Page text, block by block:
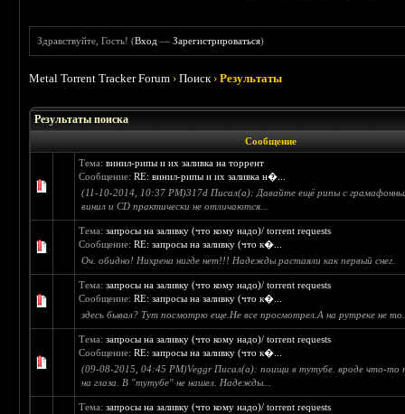
Здравствуйте, Гость! (Вход —Зарегистрироваться)
Metal Torrent Tracker Forum ›Поиск ›Результаты
Результаты поиска
Сообщение
Тема:винил-рипы и их заливка на торрент
Сообщение:RE: винил-рипы и их заливка н�...
(11-10-2014, 10:37 PM)317d Писал(а): Давайте ещё рипы с
винил и CD практически не отличаются...
Тема:запросы на заливку (что кому надо)/ torrent requests
Сообщение:RE: запросы на заливку (что к�...
Оч. обидно! Нихрена нигде нет!!! Надежды растаяли как первый снег.
Тема:запросы на заливку (что кому надо)/ torrent requests
Сообщение:RE: запросы на заливку (что к�...
здесь бывал? Тут посмотрю еще.Не все просмотрел.А на рутреке не
Тема:запросы на заливку (что кому надо)/ torrent requests
Сообщение:RE: запросы на заливку (что к�...
(09-08-2015, 04:45 PM)Veggr Писал(а): поищи в тутубе. вроде что-то
на глаза. В "тутубе" не нашел. Надежды...
Тема:запросы на заливку (что кому надо)/ torrent requests